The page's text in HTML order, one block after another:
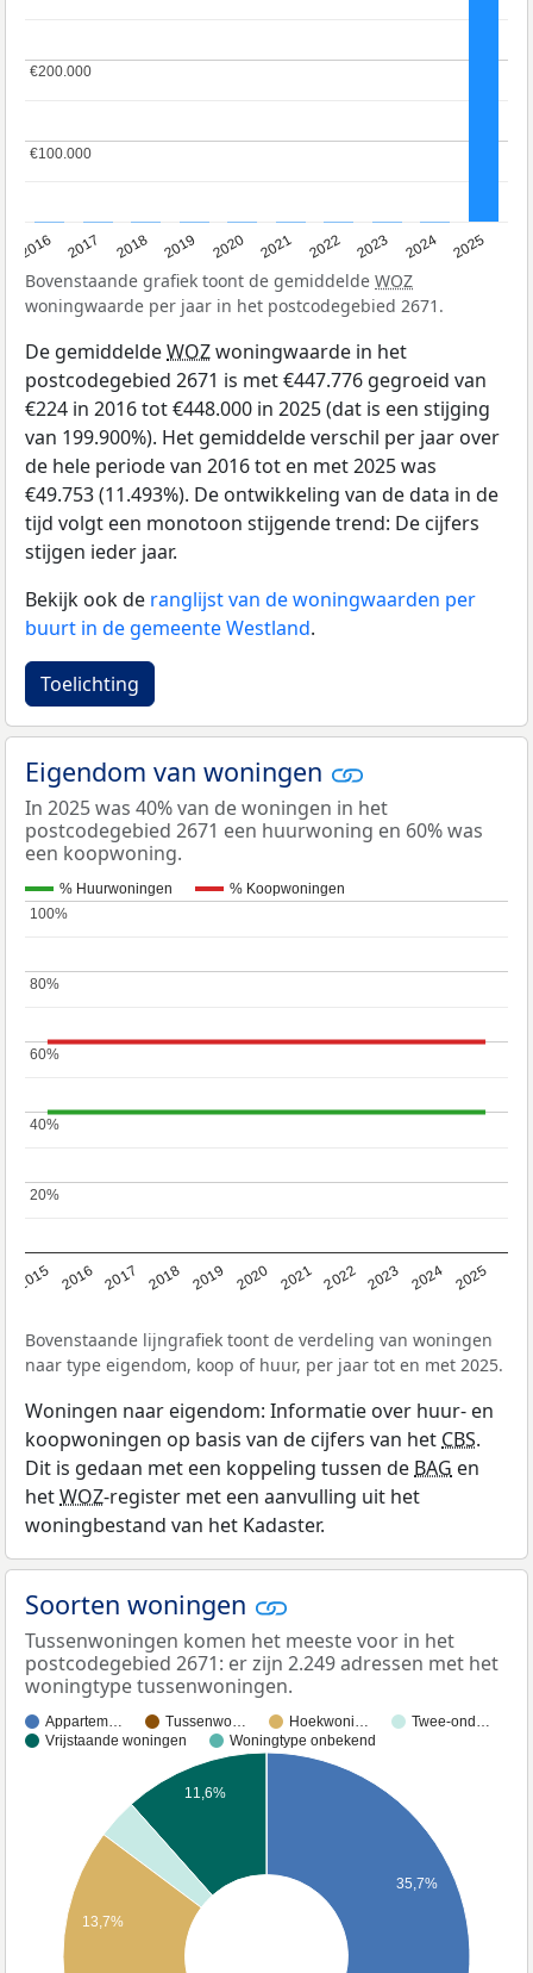
2016 2017 2018 2019 2020 2021 2022 2023 2024 2025
€100.000
€100.000
€200.000
€200.000
Bovenstaande grafiek toont de gemiddelde WOZ
woningwaarde per jaar in het postcodegebied 2671.
De gemiddeldeWOZwoningwaarde in het
postcodegebied 2671 is met €447.776 gegroeid van
€224 in 2016 tot €448.000 in 2025 (dat is een stijging
van 199.900%). Het gemiddelde verschil per jaar over
de hele periode van 2016 tot en met 2025 was
€49.753 (11.493%). De ontwikkeling van de data in de
tijd volgt een monotoon stijgende trend: De cijfers
stijgen ieder jaar.
Bekijk ook de ranglijst van de woningwaarden per
buurt in de gemeente Westland.
Toelichting
Eigendom van woningen
In 2025 was 40% van de woningen in het
postcodegebied 2671 een huurwoning en 60% was
een koopwoning.
% Huurwoningen % Koopwoningen
2015 2016 2017 2018 2019 2020 2021 2022 2023 2024 2025
20%
20%
40%
40%
60%
60%
80%
80%
100%
100%
Bovenstaande lijngrafiek toont de verdeling van woningen
naar type eigendom, koop of huur, per jaar tot en met 2025.
Woningen naar eigendom: Informatie over huur- en
koopwoningen op basis van de cijfers van het CBS.
Dit is gedaan met een koppeling tussen de BAG en
hetWOZ-register met een aanvulling uit het
woningbestand van het Kadaster.
Soorten woningen
Tussenwoningen komen het meeste voor in het
postcodegebied 2671: er zijn 2.249 adressen met het
woningtype tussenwoningen.
Appartem… Tussenwo… Hoekwoni…
Twee-ond…
Vrijstaande woningen
Woningtype onbekend
35,7%
11,6%
13,7%